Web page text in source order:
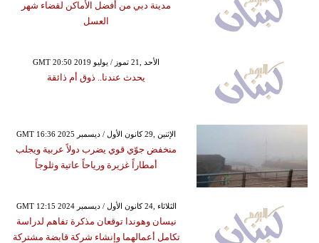
مدينة دبي من أفضل الأماكن لقضاء شهر
العسل
GMT 20:50 2019 الأحد ,21 تموز / يوليو
يحدث عندنا.. ذوق أم ذائقة
GMT 16:36 2025 الإثنين ,29 كانون الأول / ديسمبر
منخفض جوّي قوي يضرب دولاً عربية ويجلب
أمطاراً غزيرة ورياحاً عاتية وثلوجاً
GMT 12:15 2024 الثلاثاء ,24 كانون الأول / ديسمبر
نيسان وهوندا توقعان مذكرة تفاهم لدراسة
تكامل أعمالهما وإنشاء شركة قابضة مشتركة